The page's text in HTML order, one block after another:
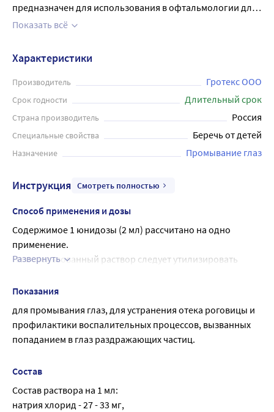
предназначен для использования в офтальмологии для
промывания глаз, для устранения отека роговицы и
попаданием в глаз раздражающих частиц. Раствор
представляет собой стерильный раствор натрия
хлорида. Раствор не содержит консервантов, поэтому
отсутствует нежелательное токсическое действие на
раствора. Перед применением рекомендуется
проконсультироваться с врачом.
Показать всё
Характеристики
Производитель Гротекс ООО
Срок годности Длительный срок
Страна производитель Россия
Специальные свойства Беречь от детей
Назначение Промывание глаз
Инструкция Смотреть полностью
Способ применения и дозы
Содержимое 1 юнидозы (2 мл) рассчитано на одно
применение.
Не использованный раствор следует утилизировать
Методика закапывания раствора
повернув крышку.
Запрокинуть голову и промыть глаз раствором, слегка
нажимая на юнидозу.
минут.
Повторить процедуру со следующей юнидозой при
необходимости для полного устранения загрязнения и
Развернуть
Показания
для промывания глаз, для устранения отека роговицы и
профилактики воспалительных процессов, вызванных
попаданием в глаз раздражающих частиц.
Состав
Состав раствора на 1 мл:
натрия хлорид - 27 - 33 мг,